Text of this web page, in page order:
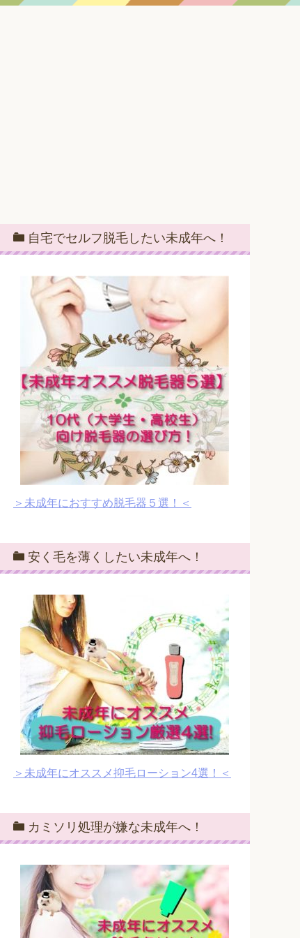
自宅でセルフ脱毛したい未成年へ！
＞未成年におすすめ脱毛器５選！＜
安く毛を薄くしたい未成年へ！
＞未成年にオススメ抑毛ローション4選！＜
カミソリ処理が嫌な未成年へ！